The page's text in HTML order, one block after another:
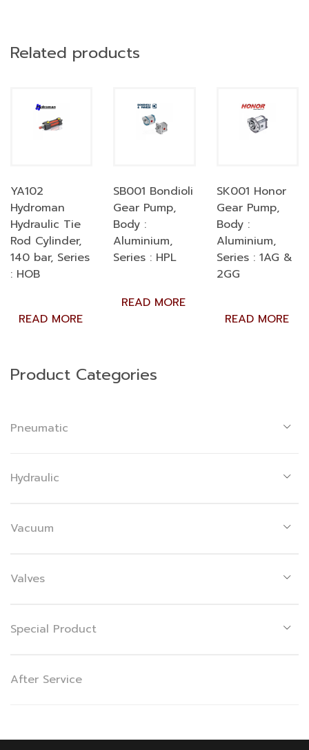
Related products
YA102
Hydroman
Hydraulic Tie
Rod Cylinder,
140 bar, Series
: HOB
READ MORE
SB001 Bondioli
Gear Pump,
Body :
Aluminium,
Series : HPL
READ MORE
SK001 Honor
Gear Pump,
Body :
Aluminium,
Series : 1AG &
2GG
READ MORE
Product Categories
Pneumatic
Hydraulic
Vacuum
Valves
Special Product
After Service